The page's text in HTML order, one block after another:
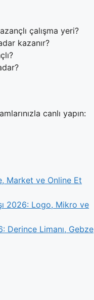
çalışma yeri?
kazanır?
canlı yapın:
Market ve Online Et
2026: Logo, Mikro ve
Derince Limanı, Gebze